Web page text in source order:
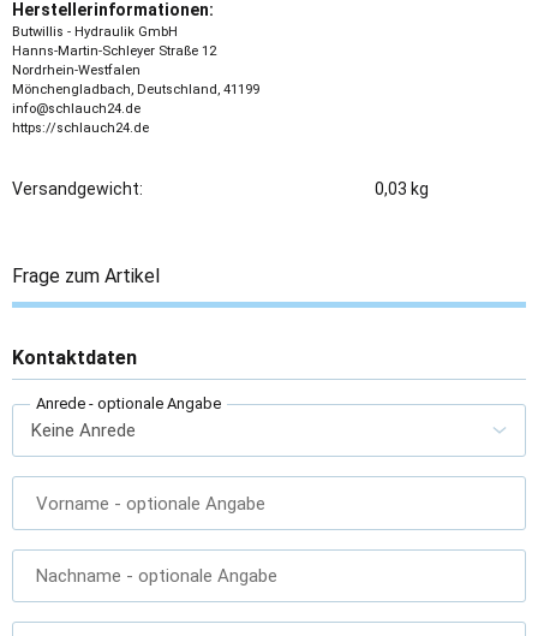
Herstellerinformationen:
Butwillis - Hydraulik GmbH
Hanns-Martin-Schleyer Straße 12
Nordrhein-Westfalen
Mönchengladbach, Deutschland, 41199
info@schlauch24.de
https://schlauch24.de
Versandgewicht: 0,03 kg
Frage zum Artikel
Kontaktdaten
Anrede - optionale Angabe
Vorname - optionale Angabe
Nachname - optionale Angabe